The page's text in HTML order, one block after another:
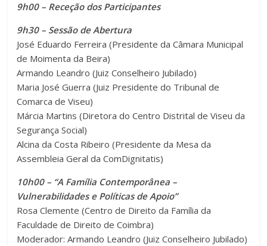
9h00 – Receção dos Participantes
9h30 – Sessão de Abertura
José Eduardo Ferreira (Presidente da Câmara Municipal
de Moimenta da Beira)
Armando Leandro (Juiz Conselheiro Jubilado)
Maria José Guerra (Juiz Presidente do Tribunal de
Comarca de Viseu)
Márcia Martins (Diretora do Centro Distrital de Viseu da
Segurança Social)
Alcina da Costa Ribeiro (Presidente da Mesa da
Assembleia Geral da ComDignitatis)
10h00 – “A Família Contemporânea –
Vulnerabilidades e Políticas de Apoio”
Rosa Clemente (Centro de Direito da Família da
Faculdade de Direito de Coimbra)
Moderador: Armando Leandro (Juiz Conselheiro Jubilado)